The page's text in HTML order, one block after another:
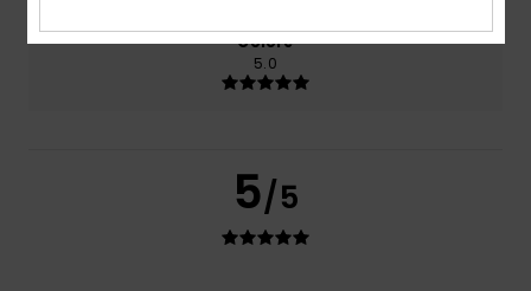
Colore
5.0
5/5